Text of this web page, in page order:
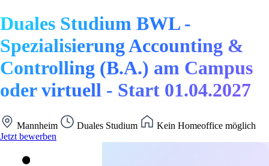
Duales Studium BWL -
Spezialisierung Accounting &
Controlling (B.A.) am Campus
oder virtuell - Start 01.04.2027
Mannheim Duales Studium
Kein Homeoffice möglich
Jetzt bewerben